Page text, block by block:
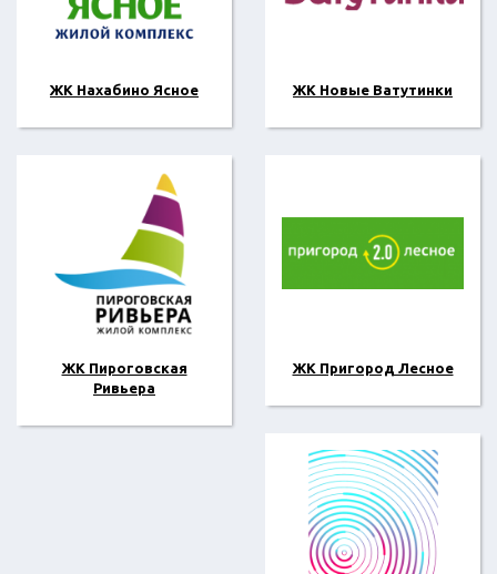
ЖК Нахабино Ясное ЖК Новые Ватутинки
ЖК Пироговская
Ривьера
ЖК Пригород Лесное